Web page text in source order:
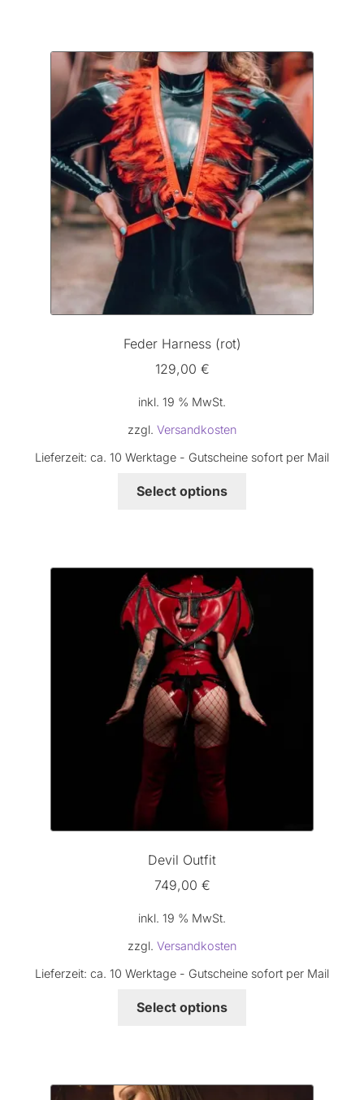
Feder Harness (rot)
129,00 €
inkl. 19 % MwSt.
zzgl. Versandkosten
Lieferzeit: ca. 10 Werktage - Gutscheine sofort per Mail
Select options
Devil Outfit
749,00 €
inkl. 19 % MwSt.
zzgl. Versandkosten
Lieferzeit: ca. 10 Werktage - Gutscheine sofort per Mail
Select options